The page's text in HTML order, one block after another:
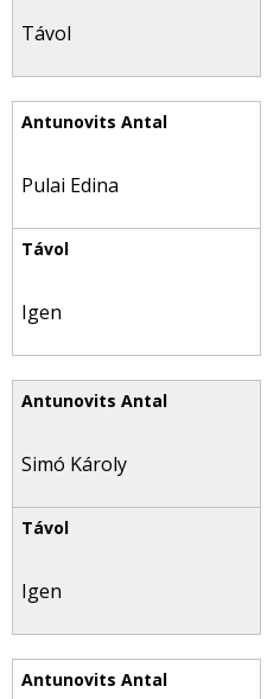
Távol
Pulai Edina
Igen
Simó Károly
Igen